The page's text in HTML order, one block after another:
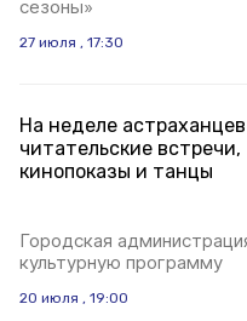
сезоны»
27 июля , 17:30
На неделе
читательские встречи,
кинопоказы и танцы
Городская
культурную программу
20 июля , 19:00